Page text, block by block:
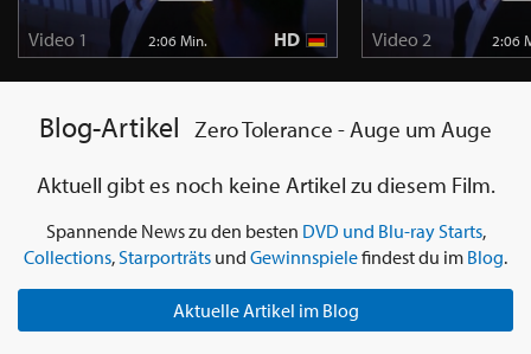
Video 1 2:06 Min. HD Video 2 2:06
Blog-Artikel Zero Tolerance - Auge um Auge
Aktuell gibt es noch keine Artikel zu diesem Film.
Spannende News zu den besten DVD und Blu-ray Starts,
Collections,Starporträts und Gewinnspielefindest du im Blog.
Aktuelle Artikel im Blog